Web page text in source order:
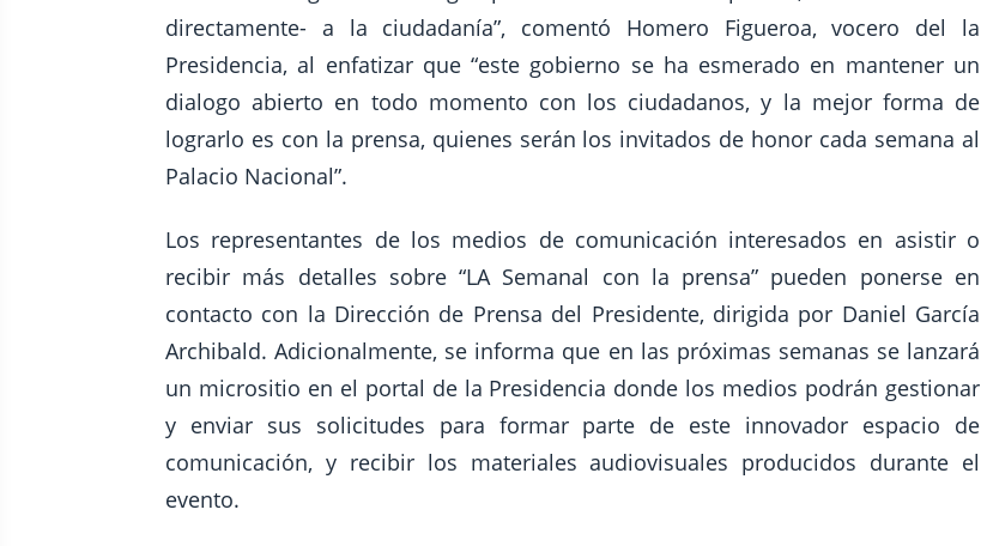
directamente- a la ciudadanía”, comentó Homero Figueroa, vocero del la
Presidencia, al enfatizar que “este gobierno se ha esmerado en mantener un
dialogo abierto en todo momento con los ciudadanos, y la mejor forma de
lograrlo es con la prensa, quienes serán los invitados de honor cada semana al
Palacio Nacional”.
Los representantes de los medios de comunicación interesados en asistir o
recibir más detalles sobre “LA Semanal con la prensa” pueden ponerse en
contacto con la Dirección de Prensa del Presidente, dirigida por Daniel García
Archibald. Adicionalmente, se informa que en las próximas semanas se lanzará
un micrositio en el portal de la Presidencia donde los medios podrán gestionar
y enviar sus solicitudes para formar parte de este innovador espacio de
comunicación, y recibir los materiales audiovisuales producidos durante el
evento.